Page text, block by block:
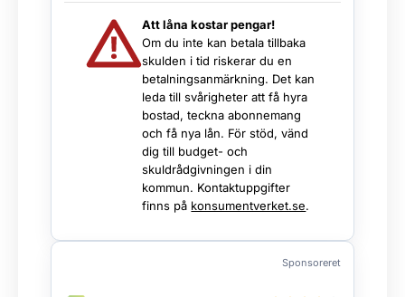
Att låna kostar pengar!
Om du inte kan betala tillbaka
skulden i tid riskerar du en
betalningsanmärkning. Det kan
leda till svårigheter att få hyra
bostad, teckna abonnemang
och få nya lån. För stöd, vänd
dig till budget- och
skuldrådgivningen i din
kommun. Kontaktuppgifter
finns på konsumentverket.se.
Sponsoreret